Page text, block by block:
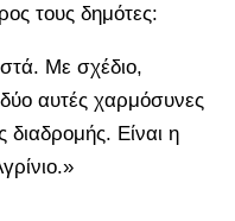
τους δημότες:
Με σχέδιο,
αυτές χαρμόσυνες
διαδρομής. Είναι η